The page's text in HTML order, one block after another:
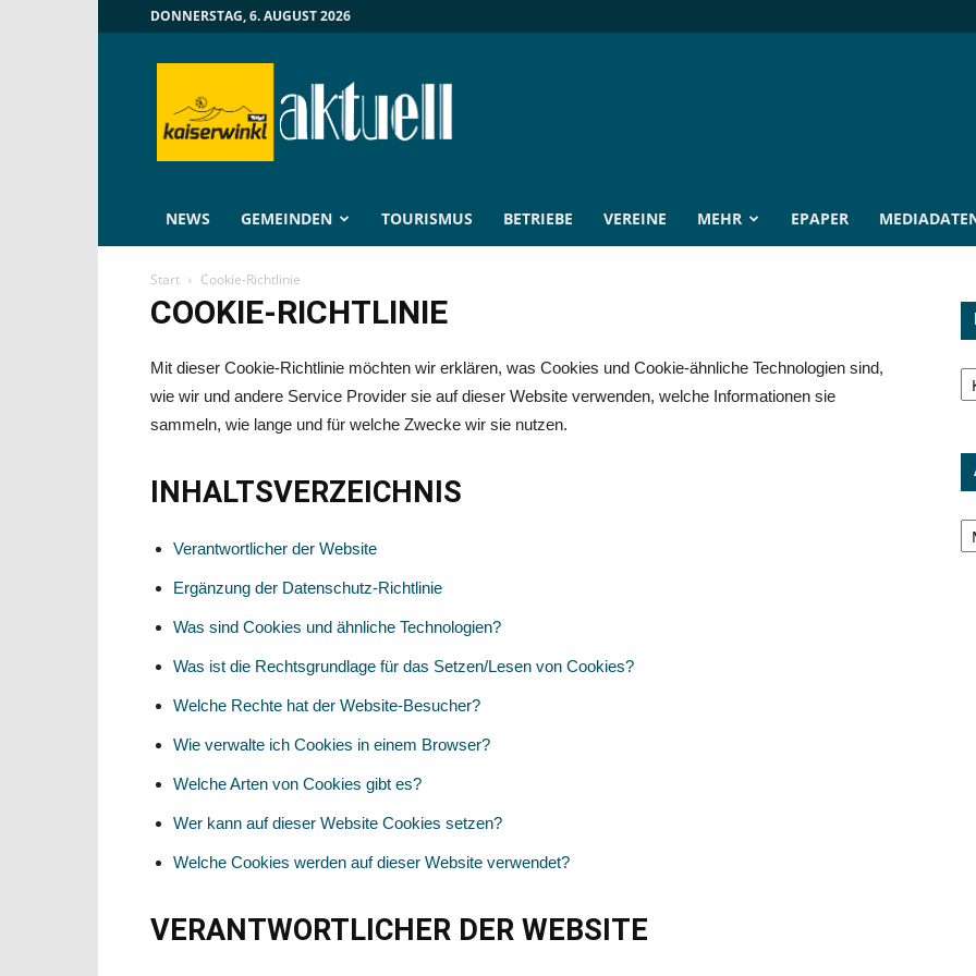
DONNERSTAG, 6. AUGUST 2026
Aktuell
NEWS GEMEINDEN TOURISMUS BETRIEBE VEREINE MEHR EPAPER
Start Cookie-Richtlinie
COOKIE-RICHTLINIE
Mit dieser Cookie-Richtlinie möchten wir erklären, was Cookies und Cookie-ähnliche Technologien sind,
wie wir und andere Service Provider sie auf dieser Website verwenden, welche Informationen sie
sammeln, wie lange und für welche Zwecke wir sie nutzen.
INHALTSVERZEICHNIS
Verantwortlicher der Website
Ergänzung der Datenschutz-Richtlinie
Was sind Cookies und ähnliche Technologien?
Was ist die Rechtsgrundlage für das Setzen/Lesen von Cookies?
Welche Rechte hat der Website-Besucher?
Wie verwalte ich Cookies in einem Browser?
Welche Arten von Cookies gibt es?
Wer kann auf dieser Website Cookies setzen?
Welche Cookies werden auf dieser Website verwendet?
VERANTWORTLICHER DER WEBSITE